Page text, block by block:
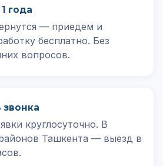
года
— приедем и
бесплатно. Без
вопросов.
круглосуточно. В
Ташкента — выезд в